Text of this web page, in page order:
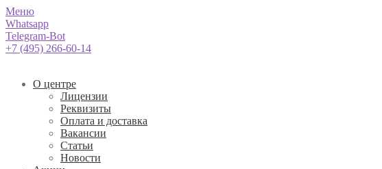
Меню
Whatsapp
Telegram-Bot
+7 (495) 266-60-14
О центре
Лицензии
Реквизиты
Оплата и доставка
Вакансии
Статьи
Новости